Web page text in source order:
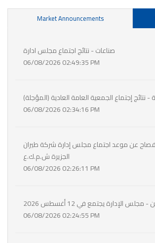
Market Announcements
صناعات - نتائج اجتماع مجلس ادارة
06/08/2026 02:49:35 PM
- نتائج إجتماع الجمعية العامة العادية (المؤجلة)
06/08/2026 02:34:16 PM
عن موعد اجتماع مجلس إدارة شركة طيران
الجزيرة ش.م.ك.ع
06/08/2026 02:26:11 PM
الإدارة يجتمع في 12 أغسطس 2026
06/08/2026 02:24:55 PM